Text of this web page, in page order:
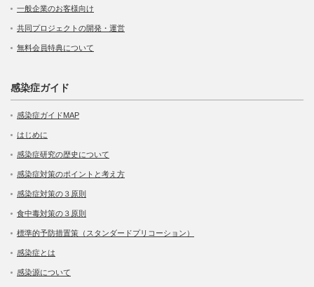
一般企業のお客様向け
共同プロジェクトの開発・運営
無料会員特典について
感染症ガイド
感染症ガイドMAP
はじめに
感染症研究の歴史について
感染症対策のポイントと考え方
感染症対策の３原則
食中毒対策の３原則
標準的予防措置策（スタンダードプリコーション）
感染症とは
感染源について